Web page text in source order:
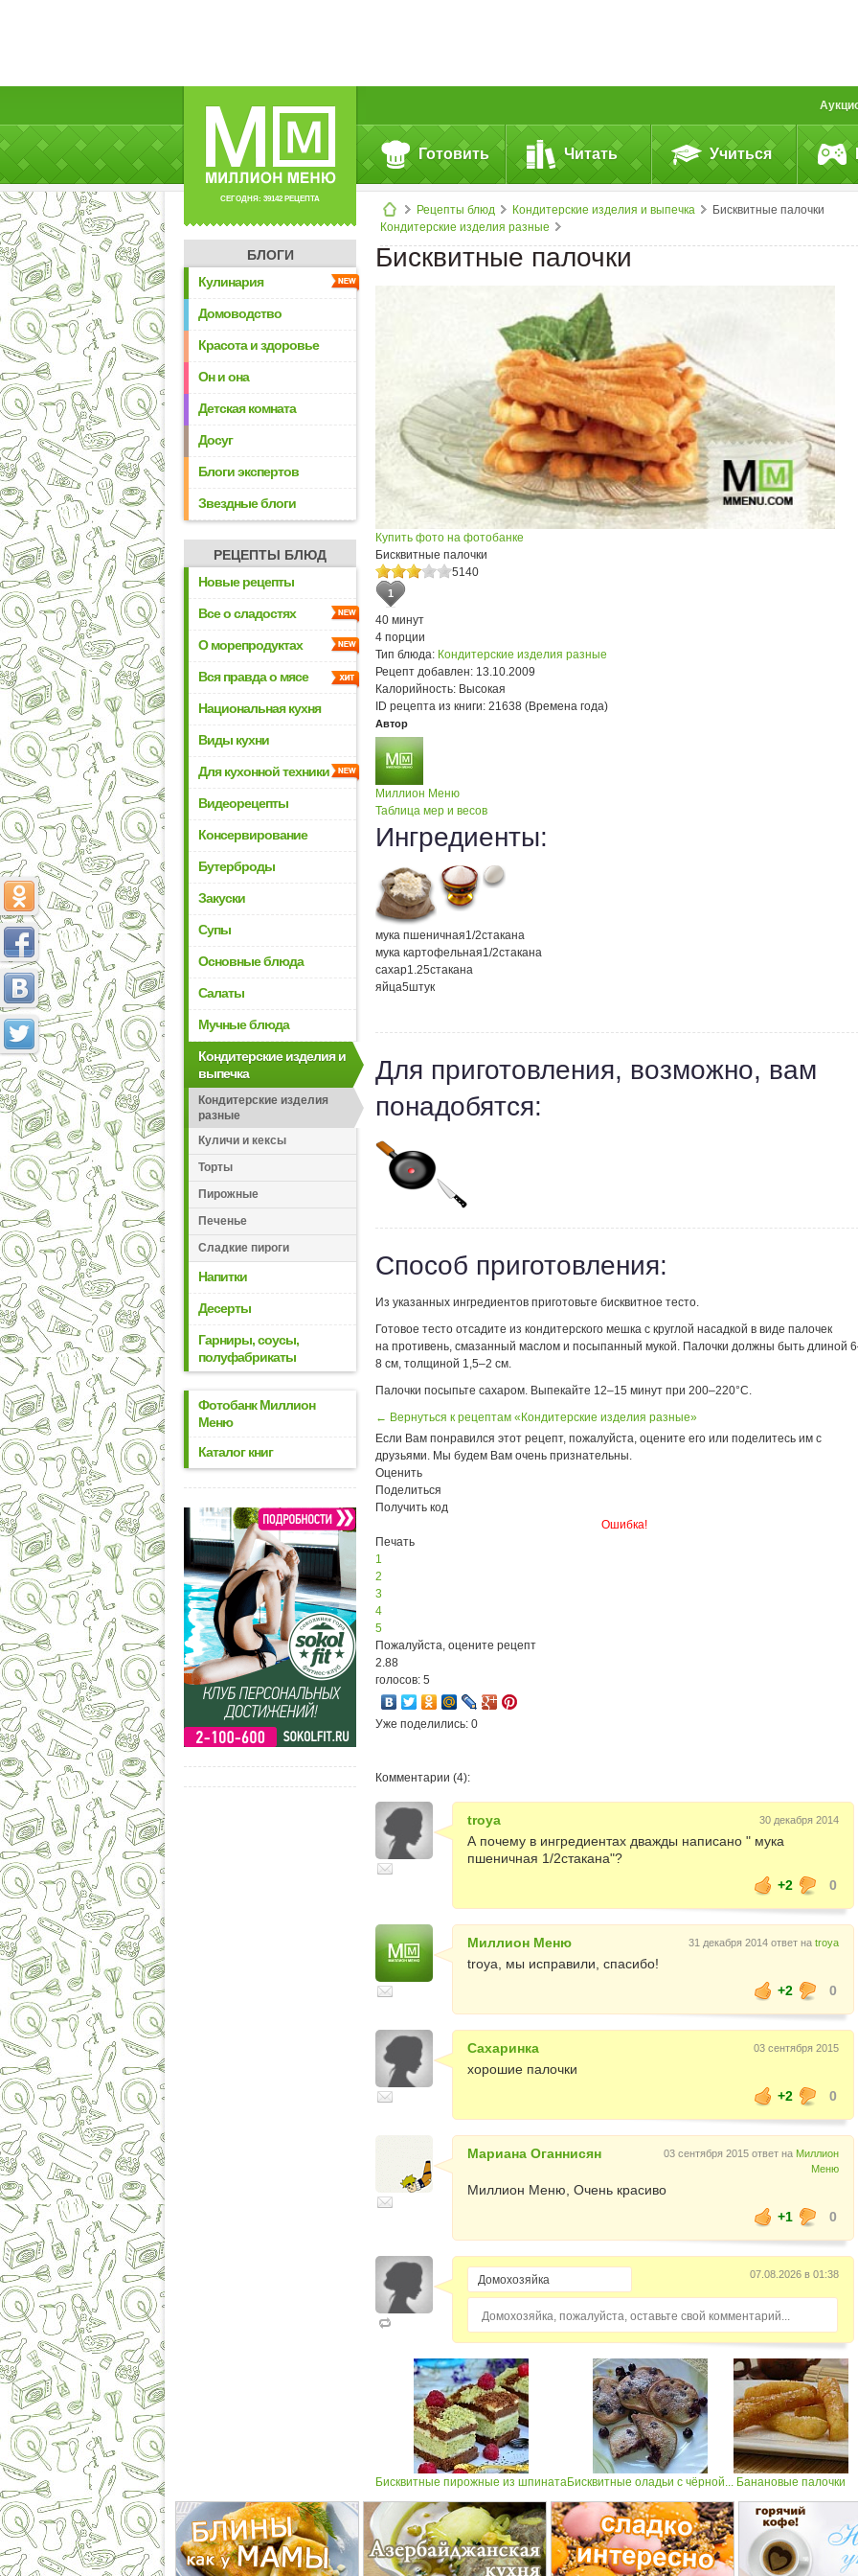
СЕГОДНЯ: 39142 РЕЦЕПТА
Готовить Читать Учиться
Рецепты блюд
Кондитерские изделия и выпечка
Кондитерские изделия разные
Бисквитные палочки
БЛОГИ
Кулинария
Домоводство
Красота и здоровье
Он и она
Детская комната
Досуг
Блоги экспертов
Звездные блоги
РЕЦЕПТЫ БЛЮД
Новые рецепты
Все о сладостях
О морепродуктах
Вся правда о мясе
Национальная кухня
Виды кухни
Для кухонной техники
Видеорецепты
Консервирование
Бутерброды
Закуски
Супы
Основные блюда
Салаты
Мучные блюда
Кондитерские изделия и
выпечка
Кондитерские изделия
разные
Куличи и кексы
Торты
Пирожные
Печенье
Сладкие пироги
Напитки
Десерты
Гарниры, соусы,
полуфабрикаты
Фотобанк Миллион
Меню
Каталог книг
Бисквитные палочки
Купить фото на фотобанке
Бисквитные палочки
5140
1
40 минут
4 порции
Тип блюда: Кондитерские изделия разные
Рецепт добавлен: 13.10.2009
Калорийность: Высокая
ID рецепта из книги: 21638 (Времена года)
Автор
Миллион Меню
Таблица мер и весов
Ингредиенты:
мука пшеничная1/2стакана
мука картофельная1/2стакана
сахар1.25стакана
яйца5штук
Для приготовления, возможно, вам
понадобятся:
Способ приготовления:
Из указанных ингредиентов приготовьте бисквитное тесто.
Готовое тесто отсадите из кондитерского мешка с круглой насадкой в виде палочек
на противень, смазанный маслом и посыпанный мукой. Палочки должны быть длиной
8 см, толщиной 1,5–2 см.
Палочки посыпьте сахаром. Выпекайте 12–15 минут при 200–220°С.
← Вернуться к рецептам «Кондитерские изделия разные»
Если Вам понравился этот рецепт, пожалуйста, оцените его или поделитесь им с
друзьями. Мы будем Вам очень признательны.
Оценить
Поделиться
Получить код
Ошибка!
Печать
1
2
3
4
5
Пожалуйста, оцените рецепт
2.88
голосов: 5
Уже поделились: 0
Комментарии (4):
troya 30 декабря 2014
А почему в ингредиентах дважды написано " мука
пшеничная 1/2стакана"?
+2
0
Миллион Меню 31 декабря 2014 ответ на troya
troya, мы исправили, спасибо!
+2
0
Сахаринка 03 сентября 2015
хорошие палочки
+2
0
Мариана Оганнисян 03 сентября 2015 ответ на Миллион
Меню
Миллион Меню, Очень красиво
+1
0
07.08.2026 в 01:38
Домохозяйка, пожалуйста, оставьте свой комментарий...
Бисквитные пирожные из шпинатаБисквитные оладьи с чёрной... Банановые палочки